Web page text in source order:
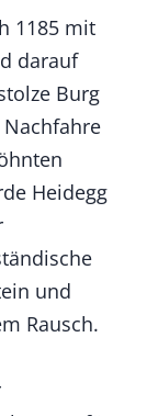
1185 mit
darauf
Burg
Heidegg
und
Rausch.